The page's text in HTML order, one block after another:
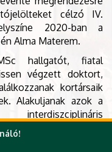
célzó IV.
2020-ban a
Alma Materem.
hallgatót, fiatal
végzett doktort,
kortársaik
Alakuljanak azok a
interdiszciplináris
szükség van a sikeres